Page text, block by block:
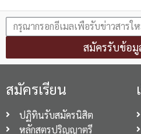
สมัครรับข้อมู
สมัครเรียน
ปฏิทินรับสมัครนิสิต
หลักสูตรปริญญาตรี